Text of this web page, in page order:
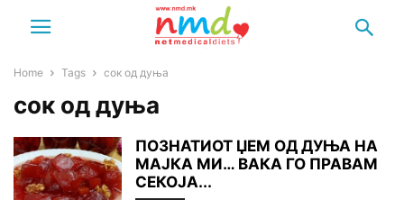
Home Tags сок од дуња
сок од дуња
ПОЗНАТИОТ ЏЕМ ОД ДУЊА НА
МАЈКА МИ… ВАКА ГО ПРАВАМ
СЕКОЈА...